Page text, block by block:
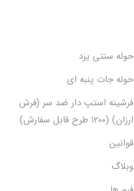
حوله سنتی یزد
حوله جات پنبه ای
فرشینه استپ دار ضد سر (فرش
ارزان) (۱۲۰۰ طرح قابل سفارش)
قوانین
وبلاگ